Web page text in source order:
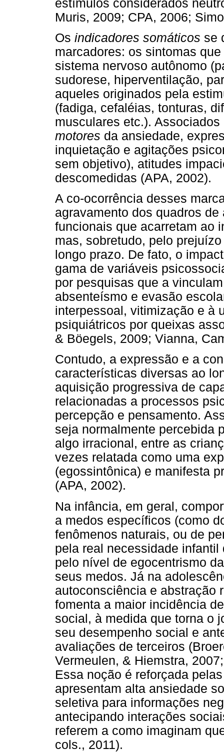
estímulos considerados
Muris, 2009; CPA, 2006;
Os indicadores somáticos se
marcadores: os sintomas
sistema nervoso autônomo
sudorese, hiperventilação,
aqueles originados pela
(fadiga, cefaléias, tonturas,
musculares etc.).
motores da ansiedade,
inquietação e agitações
sem objetivo), atitudes
descomedidas (APA, 2002).
A co-ocorrência desses
agravamento dos quadros
funcionais que acarretam ao
mas, sobretudo, pelo
longo prazo. De fato, o
gama de variáveis
por pesquisas que a
absenteísmo e evasão
interpessoal, vitimização e à
psiquiátricos por queixas
& Böegels, 2009; Vianna,
Contudo, a expressão e a
características diversas ao
aquisição progressiva de
relacionadas a processos
percepção e pensamento.
seja normalmente percebida
algo irracional, entre as
vezes relatada como uma
(egossintônica) e manifesta
(APA, 2002).
Na infância, em geral,
a medos específicos (como
fenômenos naturais, ou de
pela real necessidade
pelo nível de egocentrismo
seus medos. Já na
autoconsciência e abstração
fomenta a maior incidência
social, à medida que torna o
seu desempenho social e
avaliações de terceiros
Vermeulen, & Hiemstra,
Essa noção é reforçada
apresentam alta ansiedade
seletiva para informações
antecipando interações
referem a como imaginam
cols., 2011).